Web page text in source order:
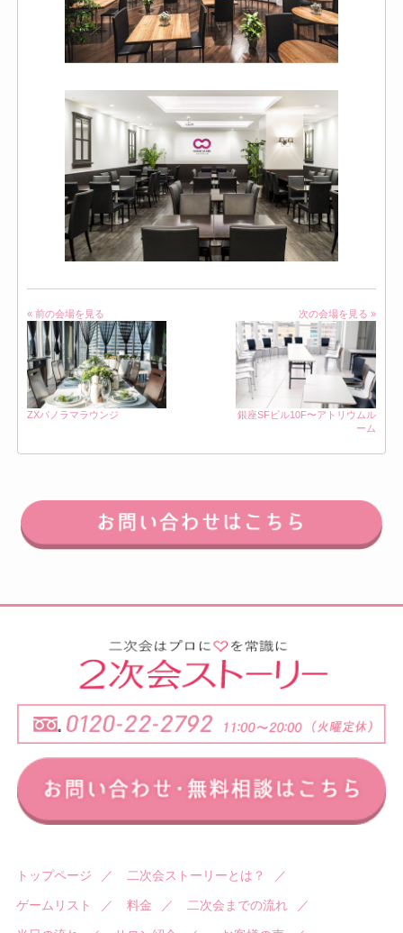
« 前の会場を見る
ZXパノラマラウンジ
次の会場を見る »
銀座SFビル10F〜アトリウムル
ーム
トップページ ／ 二次会ストーリーとは？ ／
ゲームリスト ／ 料金 ／ 二次会までの流れ ／